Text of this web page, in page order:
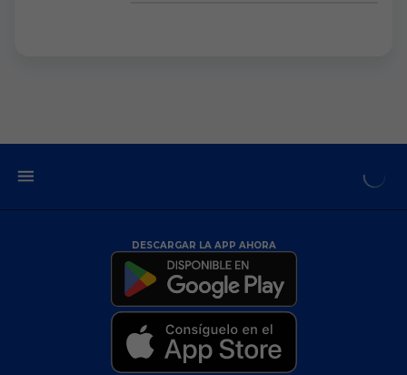
DESCARGAR LA APP AHORA